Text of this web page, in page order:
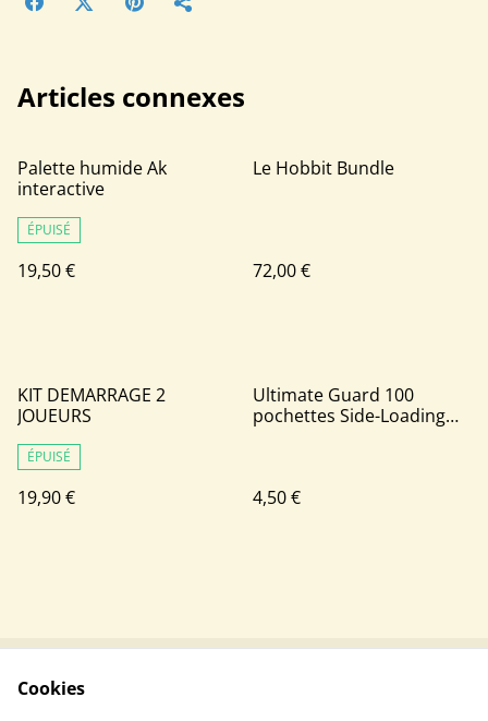
Articles connexes
Palette humide Ak
interactive
ÉPUISÉ
19,50 €
Le Hobbit Bundle
72,00 €
KIT DEMARRAGE 2
JOUEURS
ÉPUISÉ
19,90 €
Ultimate Guard 100
pochettes Side-Loading
4,50 €
Cookies